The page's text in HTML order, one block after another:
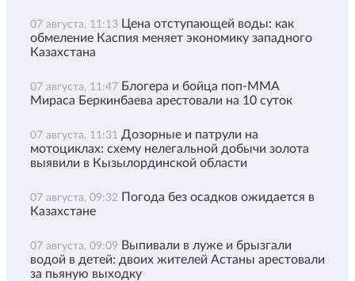
07 августа, 11:13 Цена отступающей воды: как
обмеление Каспия меняет экономику западного
Казахстана
07 августа, 11:47 Блогера и бойца поп-ММА
Мираса Беркинбаева арестовали на 10 суток
07 августа, 11:31 Дозорные и патрули на
мотоциклах: схему нелегальной добычи золота
выявили в Кызылординской области
07 августа, 09:32 Погода без осадков ожидается в
Казахстане
07 августа, 09:09 Выпивали в луже и брызгали
водой в детей: двоих жителей Астаны арестовали
за пьяную выходку